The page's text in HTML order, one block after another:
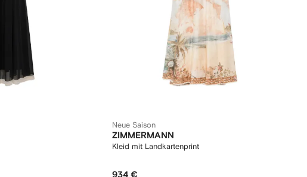
Neue Saison
ZIMMERMANN
Kleid mit Landkartenprint
934 €